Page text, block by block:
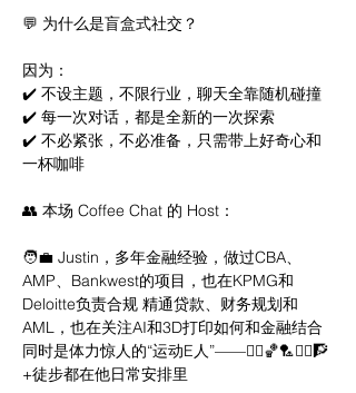
因为：
✔️ 不设主题，不限行业，聊天全靠随机碰撞
✔️ 每一次对话，都是全新的一次探索
✔️ 不必紧张，不必准备，只需带上好奇心和
👥 本场 Coffee Chat 的 Host：
🧑‍💼 Justin，多年金融经验，做过CBA、
AMP、Bankwest的项目，也在KPMG和
Deloitte负责合规 精通贷款、财务规划和
AML，也在关注AI和3D打印如何和金融结合
同时是体力惊人的“运动E人”——🏃‍♂️🏀🏸🏋️‍♀️🧗
+徒步都在他日常安排里